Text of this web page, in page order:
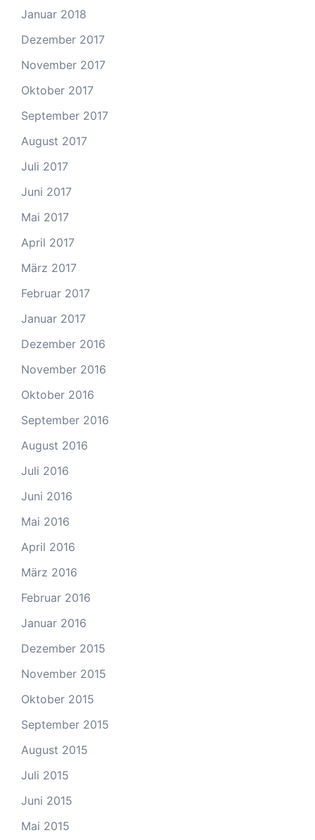
Januar 2018
Dezember 2017
November 2017
Oktober 2017
September 2017
August 2017
Juli 2017
Juni 2017
Mai 2017
April 2017
März 2017
Februar 2017
Januar 2017
Dezember 2016
November 2016
Oktober 2016
September 2016
August 2016
Juli 2016
Juni 2016
Mai 2016
April 2016
März 2016
Februar 2016
Januar 2016
Dezember 2015
November 2015
Oktober 2015
September 2015
August 2015
Juli 2015
Juni 2015
Mai 2015